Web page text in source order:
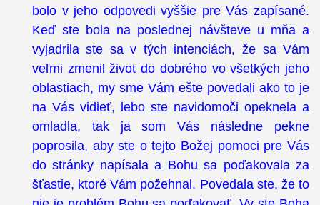
bolo v jeho odpovedi vyššie pre Vás zapísané.
Keď ste bola na poslednej návšteve u mňa a
vyjadrila ste sa v tých intenciách, že sa Vám
veľmi zmenil život do dobrého vo všetkých jeho
oblastiach, my sme Vám ešte povedali ako to je
na Vás vidieť, lebo ste navidomoči opeknela a
omladla, tak ja som Vás následne pekne
poprosila, aby ste o tejto Božej pomoci pre Vás
do stránky napísala a Bohu sa poďakovala za
šťastie, ktoré Vám požehnal. Povedala ste, že to